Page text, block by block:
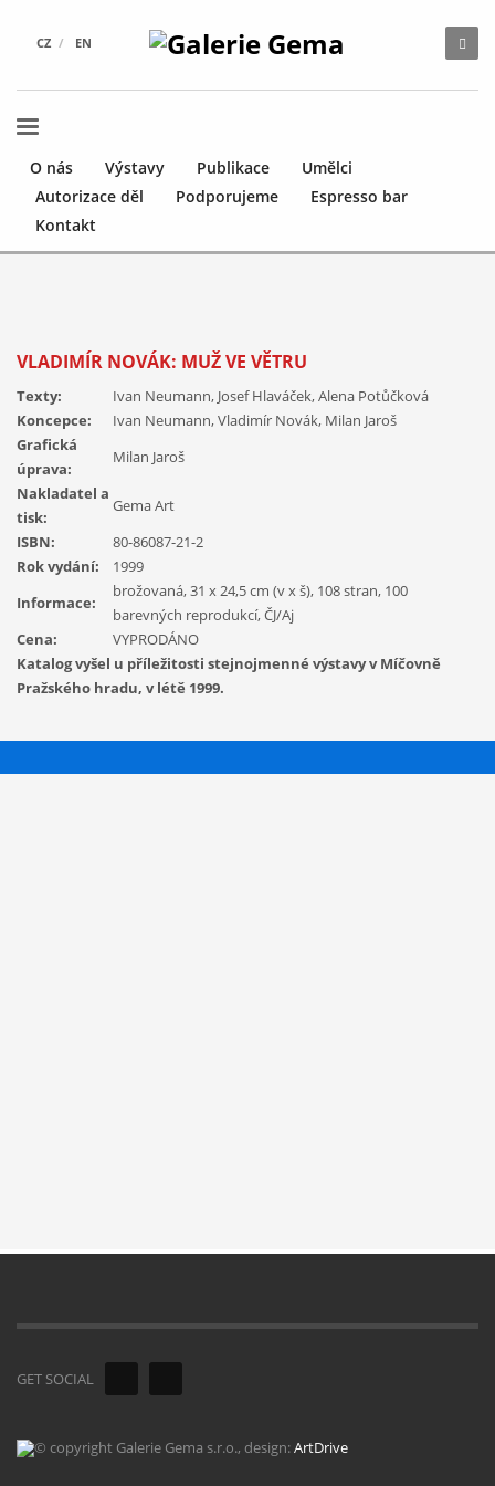
CZ EN
O nás Výstavy Publikace
Umělci
Autorizace děl
Podporujeme
Espresso bar
Kontakt
VLADIMÍR NOVÁK: MUŽ VE VĚTRU
Texty:
Ivan Neumann, Josef Hlaváček, Alena Potůčková
Koncepce:
Ivan Neumann, Vladimír Novák, Milan Jaroš
Grafická
úprava:
Milan Jaroš
Nakladatel a
tisk:
Gema Art
ISBN:
80-86087-21-2
Rok vydání:
1999
Informace:
brožovaná, 31 x 24,5 cm (v x š), 108 stran, 100
barevných reprodukcí, ČJ/Aj
Cena:
VYPRODÁNO
Katalog vyšel u příležitosti stejnojmenné výstavy v Míčovně
Pražského hradu, v létě 1999.
GET SOCIAL
© copyright Galerie Gema s.r.o., design:ArtDrive